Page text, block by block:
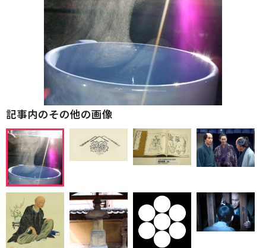
記事内のその他の画像